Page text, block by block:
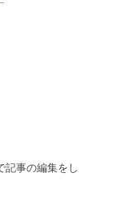
記事の編集をし